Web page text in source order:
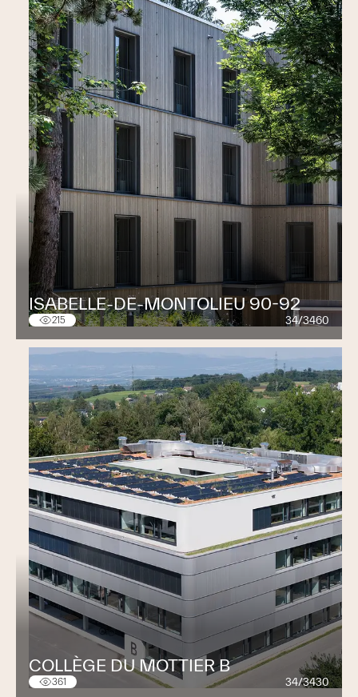
ISABELLE-DE-MONTOLIEU 90-92
215 34/3460
COLLÈGE DU MOTTIER B
361 34/3430